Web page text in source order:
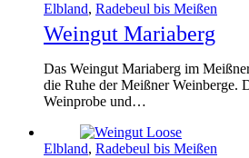
Elbland, Radebeul bis Meißen
Weingut Mariaberg
Das Weingut Mariaberg im
die Ruhe der Meißner Weinberge.
Weinprobe und…
Elbland, Radebeul bis Meißen